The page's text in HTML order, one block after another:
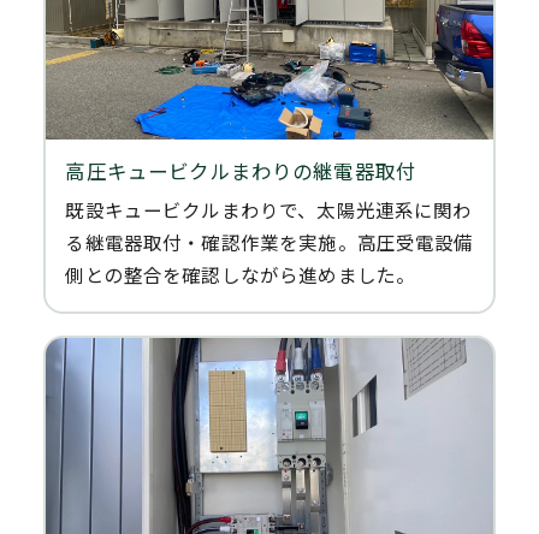
高圧キュービクルまわりの継電器取付
既設キュービクルまわりで、太陽光連系に関わ
る継電器取付・確認作業を実施。高圧受電設備
側との整合を確認しながら進めました。